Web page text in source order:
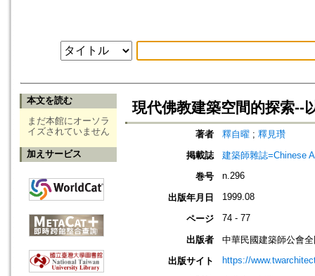
本文を読む
まだ本館にオーソラ
イズされていません
加えサービス
現代佛教建築空間的探索--
著者 釋自曜 ; 釋見瓚
掲載誌
建築師雜誌=Chinese
巻号
n.296
出版年月日 1999.08
ページ 74 - 77
出版者
中華民國建築師公會
出版サイト
https://